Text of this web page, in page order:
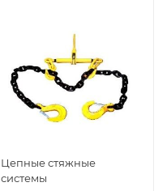
Цепные стяжные
системы